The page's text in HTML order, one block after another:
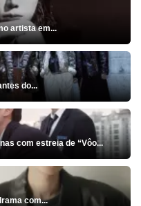
artista em...
do...
com estreia de “Vôo...
com...